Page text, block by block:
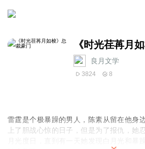
《时光荏苒月
良月文学
3824 8
雷霆是个极暴躁的男人，陈素从留在他身
上了胆战心惊的日子，但是为了报仇，她